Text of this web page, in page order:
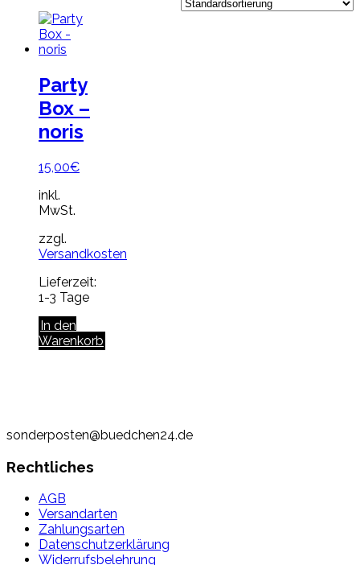
Party
Box –
noris
15,00€
inkl.
MwSt.
zzgl.
Versandkosten
Lieferzeit:
1-3 Tage
In den
Warenkorb
sonderposten@buedchen24.de
Rechtliches
AGB
Versandarten
Zahlungsarten
Datenschutzerklärung
Widerrufsbelehrung